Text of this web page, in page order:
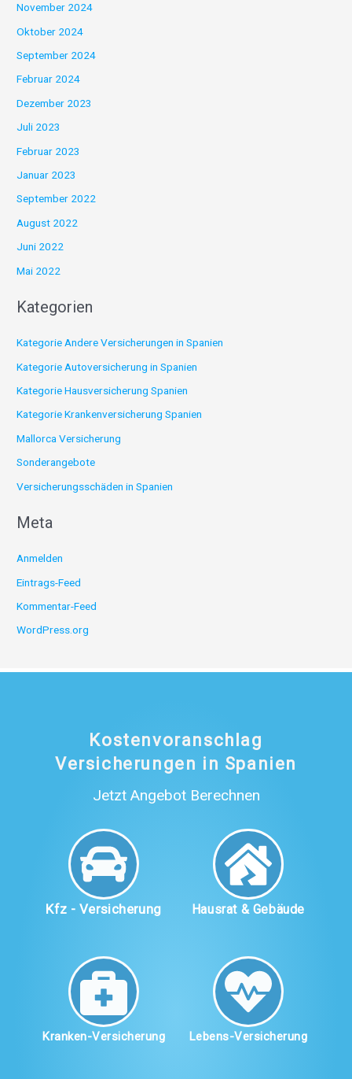
November 2024
Oktober 2024
September 2024
Februar 2024
Dezember 2023
Juli 2023
Februar 2023
Januar 2023
September 2022
August 2022
Juni 2022
Mai 2022
Kategorien
Kategorie Andere Versicherungen in Spanien
Kategorie Autoversicherung in Spanien
Kategorie Hausversicherung Spanien
Kategorie Krankenversicherung Spanien
Mallorca Versicherung
Sonderangebote
Versicherungsschäden in Spanien
Meta
Anmelden
Eintrags-Feed
Kommentar-Feed
WordPress.org
Kostenvoranschlag
Versicherungen in Spanien
Jetzt Angebot Berechnen
Kfz - Versicherung Hausrat & Gebäude
Kranken-Versicherung Lebens-Versicherung